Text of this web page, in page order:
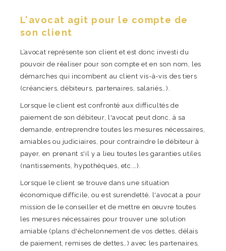
L'avocat agit pour le compte de
son client
L’avocat représente son client et est donc investi du
pouvoir de réaliser pour son compte et en son nom, les
démarches qui incombent au client vis-à-vis des tiers
(créanciers, débiteurs, partenaires, salariés…).
Lorsque le client est confronté aux difficultés de
paiement de son débiteur, l'avocat peut donc, à sa
demande, entreprendre toutes les mesures nécessaires,
amiables ou judiciaires, pour contraindre le débiteur à
payer, en prenant s'il y a lieu toutes les garanties utiles
(nantissements, hypothèques, etc.…).
Lorsque le client se trouve dans une situation
économique difficile, ou est surendetté, l'avocat a pour
mission de le conseiller et de mettre en œuvre toutes
les mesures nécessaires pour trouver une solution
amiable (plans d'échelonnement de vos dettes, délais
de paiement, remises de dettes…) avec les partenaires,